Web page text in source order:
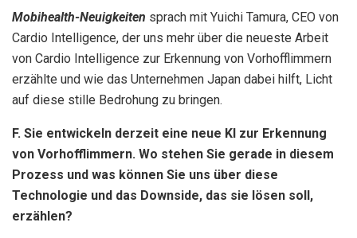
Mobihealth-Neuigkeiten sprach mit Yuichi Tamura, CEO von
Cardio Intelligence, der uns mehr über die neueste Arbeit
von Cardio Intelligence zur Erkennung von Vorhofflimmern
erzählte und wie das Unternehmen Japan dabei hilft, Licht
auf diese stille Bedrohung zu bringen.
F. Sie entwickeln derzeit eine neue KI zur Erkennung
von Vorhofflimmern. Wo stehen Sie gerade in diesem
Prozess und was können Sie uns über diese
Technologie und das Downside, das sie lösen soll,
erzählen?